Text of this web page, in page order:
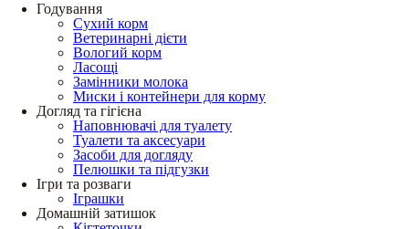
Годування
Сухий корм
Ветеринарні дієти
Вологий корм
Ласощі
Замінники молока
Миски і контейнери для корму
Догляд та гігієна
Наповнювачі для туалету
Туалети та аксесуари
Засоби для догляду
Пелюшки та підгузки
Ігри та розваги
Іграшки
Домашній затишок